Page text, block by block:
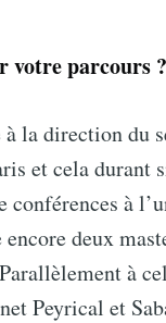
votre parcours ?
à la direction du
et cela durant
conférences à
deux
à
Peyrical et